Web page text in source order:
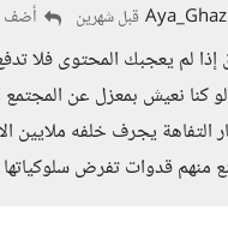
قبل شهرين أضف
لم يعجبك المحتوى فلا
كنا نعيش بمعزل عن المجتمع
التفاهة يجرف خلفه ملايين
منهم قدوات تفرض